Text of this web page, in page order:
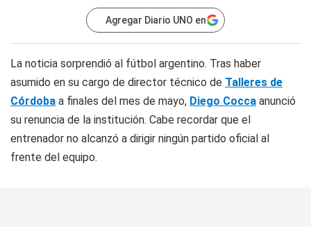
Agregar Diario UNO en
La noticia sorprendió al fútbol argentino. Tras haber
asumido en su cargo de director técnico de Talleres de
Córdoba a finales del mes de mayo, Diego Cocca anunció
su renuncia de la institución. Cabe recordar que el
entrenador no alcanzó a dirigir ningún partido oficial al
frente del equipo.